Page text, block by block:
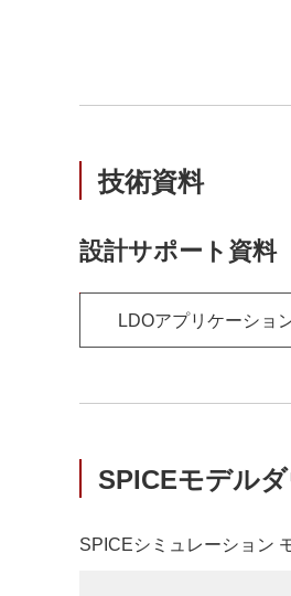
技術資料
設計サポート資料
LDOアプリケーショ
SPICEモデル
SPICEシミュレーション